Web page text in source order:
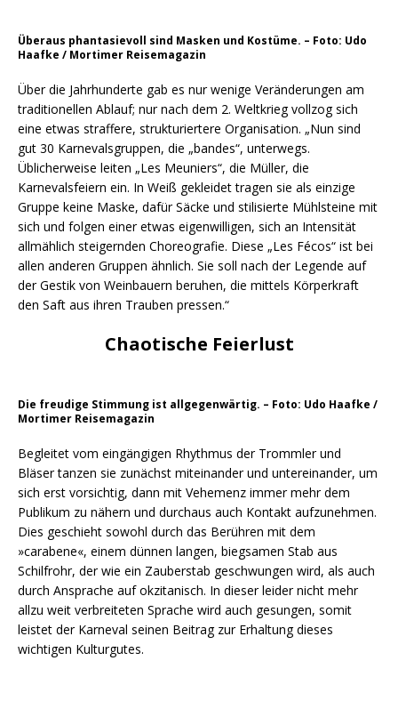
Überaus phantasievoll sind Masken und Kostüme. – Foto: Udo
Haafke / Mortimer Reisemagazin
Über die Jahrhunderte gab es nur wenige Veränderungen am
traditionellen Ablauf; nur nach dem 2. Weltkrieg vollzog sich
eine etwas straffere, strukturiertere Organisation. „Nun sind
gut 30 Karnevalsgruppen, die „bandes“, unterwegs.
Üblicherweise leiten „Les Meuniers“, die Müller, die
Karnevalsfeiern ein. In Weiß gekleidet tragen sie als einzige
Gruppe keine Maske, dafür Säcke und stilisierte Mühlsteine mit
sich und folgen einer etwas eigenwilligen, sich an Intensität
allmählich steigernden Choreografie. Diese „Les Fécos“ ist bei
allen anderen Gruppen ähnlich. Sie soll nach der Legende auf
der Gestik von Weinbauern beruhen, die mittels Körperkraft
den Saft aus ihren Trauben pressen.“
Chaotische Feierlust
Die freudige Stimmung ist allgegenwärtig. – Foto: Udo Haafke /
Mortimer Reisemagazin
Begleitet vom eingängigen Rhythmus der Trommler und
Bläser tanzen sie zunächst miteinander und untereinander, um
sich erst vorsichtig, dann mit Vehemenz immer mehr dem
Publikum zu nähern und durchaus auch Kontakt aufzunehmen.
Dies geschieht sowohl durch das Berühren mit dem
»carabene«, einem dünnen langen, biegsamen Stab aus
Schilfrohr, der wie ein Zauberstab geschwungen wird, als auch
durch Ansprache auf okzitanisch. In dieser leider nicht mehr
allzu weit verbreiteten Sprache wird auch gesungen, somit
leistet der Karneval seinen Beitrag zur Erhaltung dieses
wichtigen Kulturgutes.